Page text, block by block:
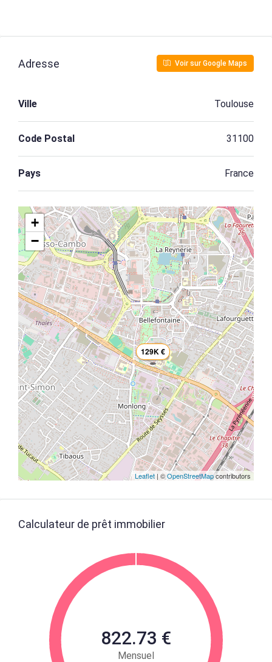
Adresse Voir sur Google Maps
Ville Toulouse
Code Postal 31100
Pays France
129K €
+
−
Leaflet | ©OpenStreetMapcontributors
Calculateur de prêt immobilier
822.73 €
Mensuel